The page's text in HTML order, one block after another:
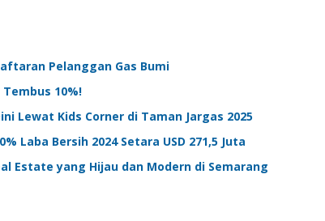
Pelanggan Gas Bumi
Tembus 10%!
Lewat Kids Corner di Taman Jargas 2025
Laba Bersih 2024 Setara USD 271,5 Juta
Estate yang Hijau dan Modern di Semarang